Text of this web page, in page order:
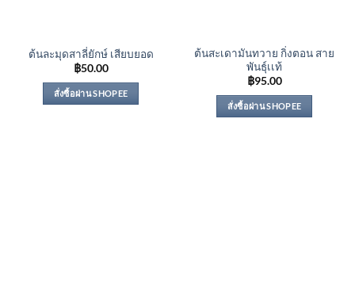
ต้นละมุดสาลี่ยักษ์ เสียบยอด
฿50.00
สั่งซื้อผ่าน SHOPEE
ต้นสะเดามันทวาย กิ่งตอน สาย
พันธุ์เเท้
฿95.00
สั่งซื้อผ่าน SHOPEE